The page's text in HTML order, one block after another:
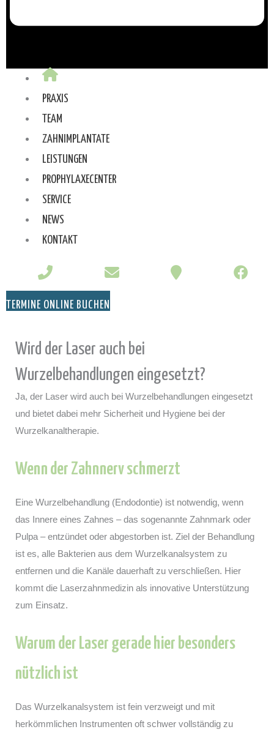
PRAXIS
TEAM
ZAHNIMPLANTATE
LEISTUNGEN
PROPHYLAXECENTER
SERVICE
NEWS
KONTAKT
TERMINE ONLINE BUCHEN
Wird der Laser auch bei
Wurzelbehandlungen eingesetzt?
Ja, der Laser wird auch bei Wurzelbehandlungen eingesetzt
und bietet dabei mehr Sicherheit und Hygiene bei der
Wurzelkanaltherapie.
Wenn der Zahnnerv schmerzt
Eine Wurzelbehandlung (Endodontie) ist notwendig, wenn
das Innere eines Zahnes – das sogenannte Zahnmark oder
Pulpa – entzündet oder abgestorben ist. Ziel der Behandlung
ist es, alle Bakterien aus dem Wurzelkanalsystem zu
entfernen und die Kanäle dauerhaft zu verschließen. Hier
kommt die Laserzahnmedizin als innovative Unterstützung
zum Einsatz.
Warum der Laser gerade hier besonders
nützlich ist
Das Wurzelkanalsystem ist fein verzweigt und mit
herkömmlichen Instrumenten oft schwer vollständig zu